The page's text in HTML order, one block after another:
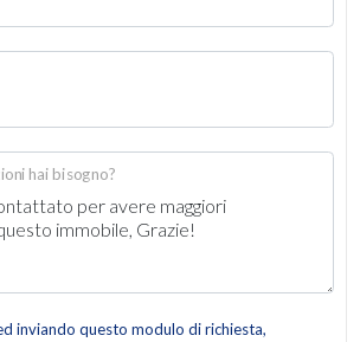
hai bisogno?
inviando questo modulo di richiesta,